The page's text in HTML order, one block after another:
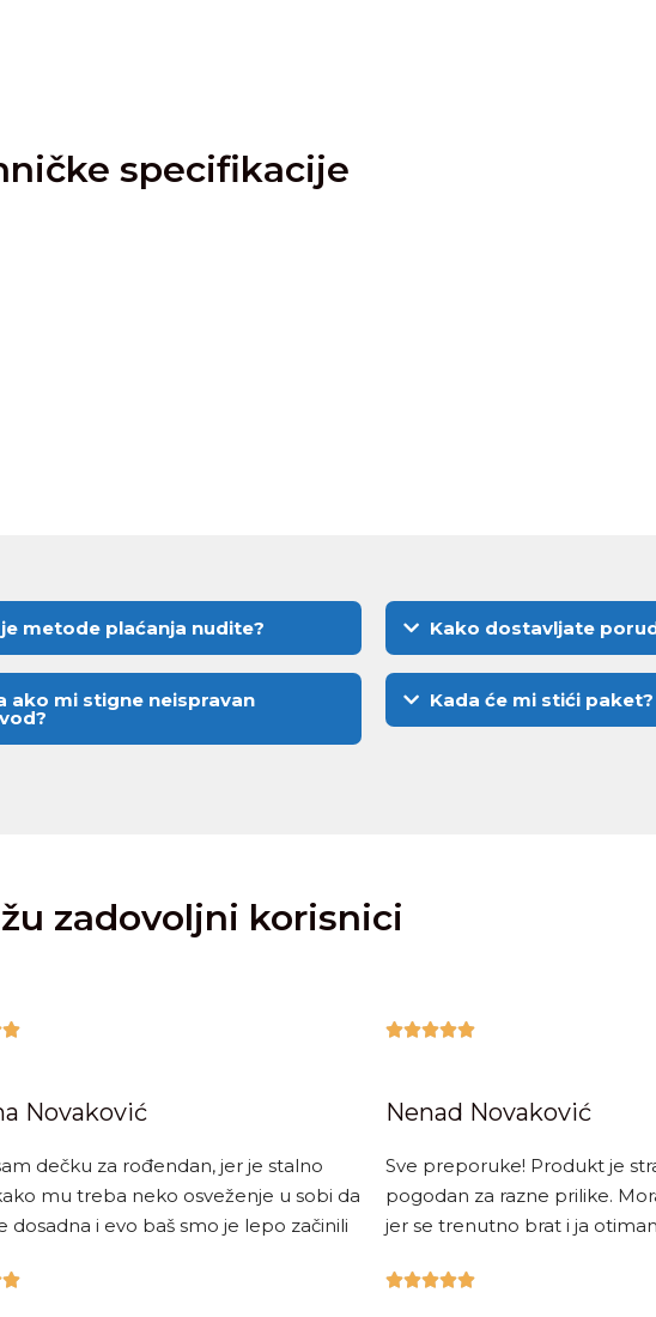
specifikacije
metode plaćanja nudite?
ako mi stigne neispravan
Kako dostavljate
Kada će mi stići paket?
zadovoljni korisnici

Novaković
dečku za rođendan, jer je stalno
mu treba neko osveženje u sobi da
dosadna i evo baš smo je lepo začinili


Nenad Novaković
Sve preporuke! Produkt je
pogodan za razne prilike.
jer se trenutno brat i ja
